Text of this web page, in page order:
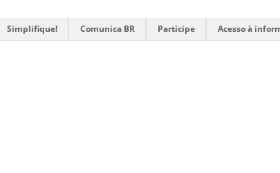
Simplifique! Comunica BR Participe Acesso à